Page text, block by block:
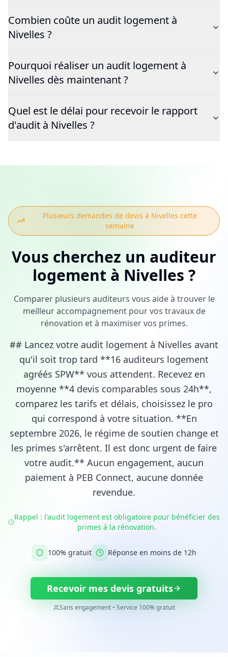
Combien coûte un audit logement à
Nivelles ?
Pourquoi réaliser un audit logement à
Nivelles dès maintenant ?
Quel est le délai pour recevoir le rapport
d'audit à Nivelles ?
Plusieurs demandes de devis à Nivelles cette
semaine
Vous cherchez un auditeur
logement à Nivelles ?
Comparer plusieurs auditeurs vous aide à trouver le
meilleur accompagnement pour vos travaux de
rénovation et à maximiser vos primes.
## Lancez votre audit logement à Nivelles avant
qu'il soit trop tard **16 auditeurs logement
agréés SPW** vous attendent. Recevez en
moyenne **4 devis comparables sous 24h**,
comparez les tarifs et délais, choisissez le pro
qui correspond à votre situation. **En
septembre 2026, le régime de soutien change et
les primes s'arrêtent. Il est donc urgent de faire
votre audit.** Aucun engagement, aucun
paiement à PEB Connect, aucune donnée
revendue.
Rappel : l'audit logement est obligatoire pour bénéficier des
primes à la rénovation.
100% gratuit Réponse en moins de 12h
Recevoir mes devis gratuits
Sans engagement • Service 100% gratuit